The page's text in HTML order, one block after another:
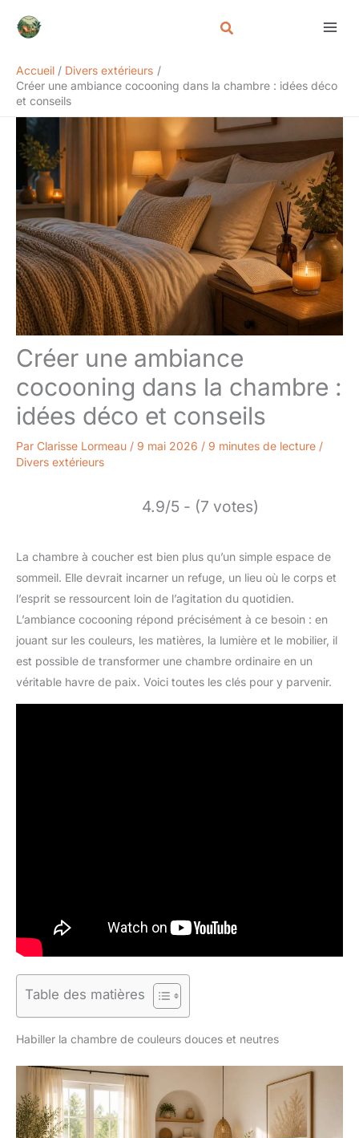
Accueil
Divers extérieurs
Créer une ambiance cocooning dans la chambre : idées déco
et conseils
Créer une ambiance
cocooning dans la chambre :
idées déco et conseils
Par Clarisse Lormeau / 9 mai 2026 / 9 minutes de lecture /
Divers extérieurs
4.9/5 - (7 votes)
La chambre à coucher est bien plus qu’un simple espace de
sommeil. Elle devrait incarner un refuge, un lieu où le corps et
l’esprit se ressourcent loin de l’agitation du quotidien.
L’ambiance cocooning répond précisément à ce besoin : en
jouant sur les couleurs, les matières, la lumière et le mobilier, il
est possible de transformer une chambre ordinaire en un
véritable havre de paix. Voici toutes les clés pour y parvenir.
Table des matières
Habiller la chambre de couleurs douces et neutres